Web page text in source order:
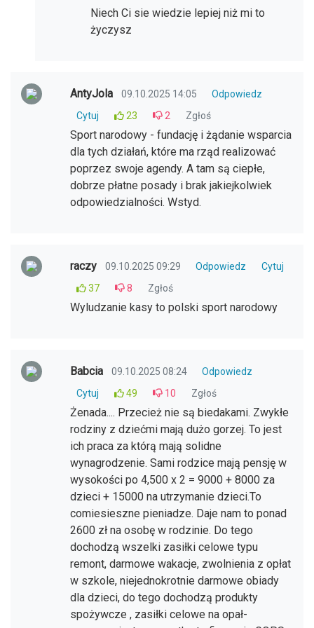
Niech Ci sie wiedzie lepiej niż mi to
życzysz
AntyJola 09.10.2025 14:05
Odpowiedz
Cytuj
23 2 Zgłoś
Sport narodowy - fundację i żądanie wsparcia
dla tych działań, które ma rząd realizować
poprzez swoje agendy. A tam są ciepłe,
dobrze płatne posady i brak jakiejkolwiek
odpowiedzialności. Wstyd.
raczy 09.10.2025 09:29 Odpowiedz
Cytuj
37
8 Zgłoś
Wyludzanie kasy to polski sport narodowy
Babcia 09.10.2025 08:24
Odpowiedz
Cytuj
49 10 Zgłoś
Żenada.... Przecież nie są biedakami. Zwykłe
rodziny z dziećmi mają dużo gorzej. To jest
ich praca za którą mają solidne
wynagrodzenie. Sami rodzice mają pensję w
wysokości po 4,500 x 2 = 9000 + 8000 za
dzieci + 15000 na utrzymanie dzieci.To
comiesieszne pieniadze. Daje nam to ponad
2600 zł na osobę w rodzinie. Do tego
dochodzą wszelki zasiłki celowe typu
remont, darmowe wakacje, zwolnienia z opłat
w szkole, niejednokrotnie darmowe obiady
dla dzieci, do tego dochodzą produkty
spożywcze , zasiłki celowe na opał-